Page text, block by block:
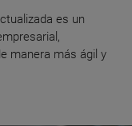
es un
manera más ágil y